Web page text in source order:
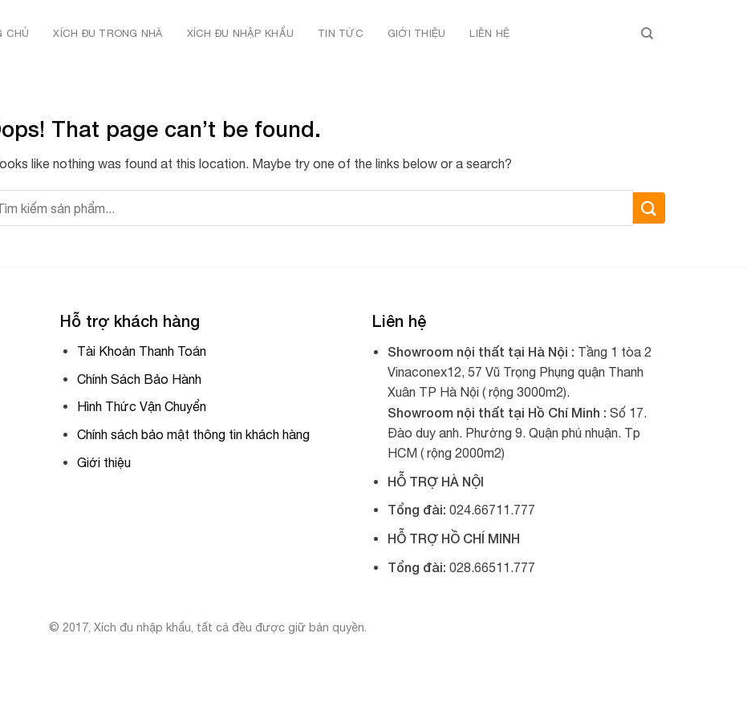
CHỦ XÍCH ĐU TRONG NHÀ XÍCH ĐU NHẬP KHẨU TIN TỨC GIỚI THIỆU LIÊN HỆ
That page can’t be found.
like nothing was found at this location. Maybe try one of the links below or a search?
Hỗ trợ khách hàng
Tài Khoản Thanh Toán
Chính Sách Bảo Hành
Hình Thức Vận Chuyển
Chính sách bảo mật thông tin khách hàng
Giới thiệu
Liên hệ
Showroom nội thất tại Hà Nội : Tầng 1 tòa 2
Vinaconex12, 57 Vũ Trọng Phụng quận Thanh
Xuân TP Hà Nội ( rộng 3000m2).
Showroom nội thất tại Hồ Chí Minh : Số 17.
Đào duy anh. Phường 9. Quận phú nhuận. Tp
HCM ( rộng 2000m2)
HỖ TRỢ HÀ NỘI
Tổng đài: 024.66711.777
HỖ TRỢ HỒ CHÍ MINH
Tổng đài: 028.66511.777
© 2017, Xích đu nhập khẩu, tất cả đều được giữ bản quyền.